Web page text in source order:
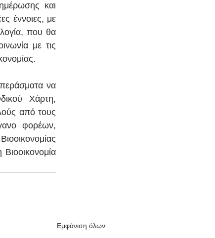
και
έννοιες, με
που θα
με τις
να
Χάρτη,
από τους
φορέων,
Εμφάνιση όλων